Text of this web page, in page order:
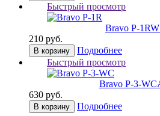
Быстрый просмотр
Bravo P-1R
210 руб.
В корзину
Подробнее
Быстрый просмотр
Bravo P-3-WC
630 руб.
В корзину Подробнее